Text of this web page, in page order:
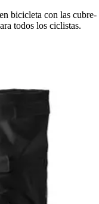
bicicleta con las cubre-
todos los ciclistas.